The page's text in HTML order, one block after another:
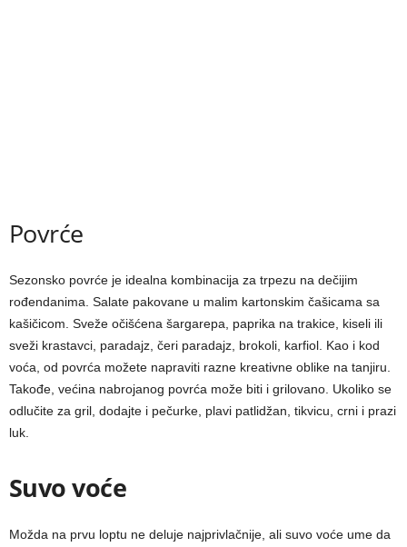
Povrće
Sezonsko povrće je idealna kombinacija za trpezu na dečijim
rođendanima. Salate pakovane u malim kartonskim čašicama sa
kašičicom. Sveže očišćena šargarepa, paprika na trakice, kiseli ili
sveži krastavci, paradajz, čeri paradajz, brokoli, karfiol. Kao i kod
voća, od povrća možete napraviti razne kreativne oblike na tanjiru.
Takođe, većina nabrojanog povrća može biti i grilovano. Ukoliko se
odlučite za gril, dodajte i pečurke, plavi patlidžan, tikvicu, crni i prazi
luk.
Suvo voće
Možda na prvu loptu ne deluje najprivlačnije, ali suvo voće ume da